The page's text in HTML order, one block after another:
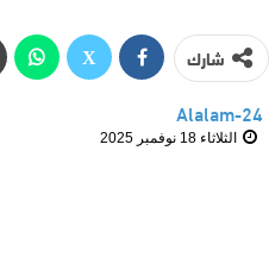
شارك
Alalam-24
الثلاثاء 18 نوفمبر 2025